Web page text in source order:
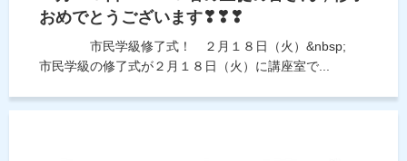
おめでとうございます❣❣❣
市民学級修了式！ ２月１８日（火）&nbsp;
市民学級の修了式が２月１８日（火）に講座室で...